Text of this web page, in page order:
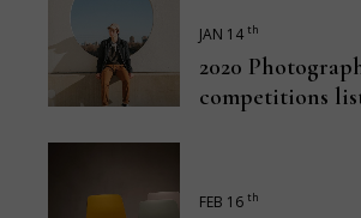
JAN 14 th
2020
competitions
FEB 16 th